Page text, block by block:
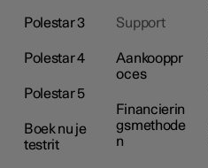
Polestar 3
Polestar 4
Polestar 5
Boek nu je
testrit
Support
Aankooppr
oces
Financierin
gsmethode
n